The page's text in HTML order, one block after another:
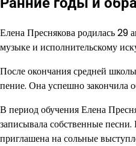
Елена Преснякова родилась 29
музыке и исполнительскому
После окончания средней
пение. Она успешно закончила
В период обучения Елена
записывала собственные
приглашена на сольные